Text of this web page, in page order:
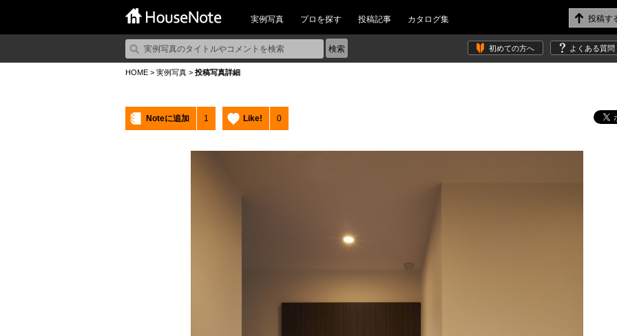
実例写真 プロを探す 投稿記事 カタログ集
初めての方へ よくある質問
HOME > 実例写真 > 投稿写真詳細
Noteに追加 1 Like! 0